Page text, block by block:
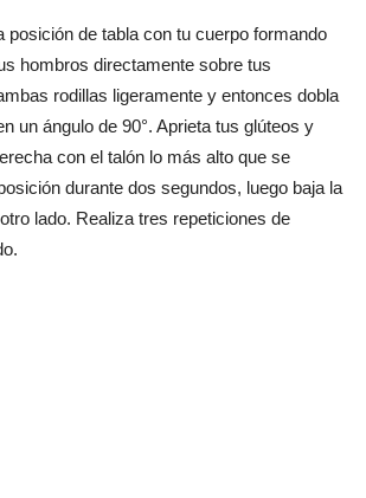
posición de tabla con tu cuerpo formando
hombros directamente sobre tus
rodillas ligeramente y entonces dobla
un ángulo de 90°. Aprieta tus glúteos y
con el talón lo más alto que se
durante dos segundos, luego baja la
lado. Realiza tres repeticiones de